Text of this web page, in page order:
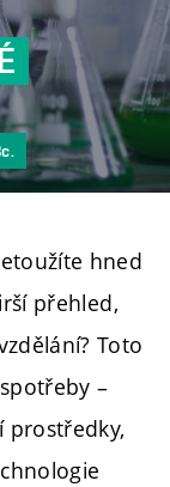
hned
přehled,
Toto
–
prostředky,